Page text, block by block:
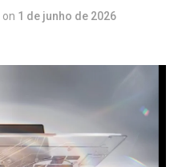
on 1 de junho de 2026